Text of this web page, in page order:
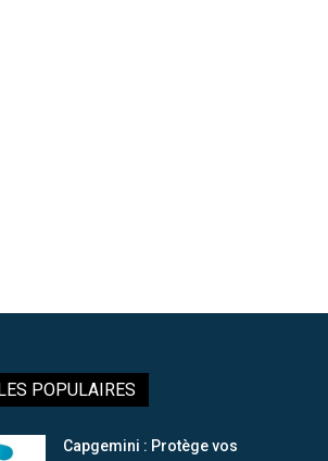
POPULAIRES
Capgemini : Protège vos